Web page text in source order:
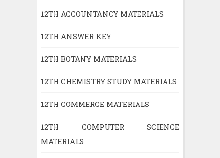
12TH ACCOUNTANCY MATERIALS
12TH ANSWER KEY
12TH BOTANY MATERIALS
12TH CHEMISTRY STUDY MATERIALS
12TH COMMERCE MATERIALS
12TH COMPUTER SCIENCE
MATERIALS